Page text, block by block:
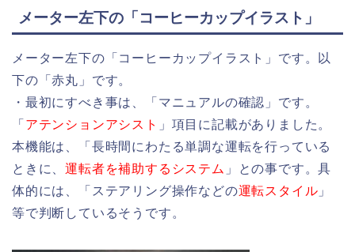
メーター左下の「コーヒーカップイラスト」
メーター左下の「コーヒーカップイラスト」です。以
下の「赤丸」です。
・最初にすべき事は、「マニュアルの確認」です。
「 アテンションアシスト
」項目に記載がありました。
本機能は、「長時間にわたる単調な運転を行っている
ときに、運転者を補助するシステム 」との事です。具
体的には、「ステアリング操作などの運転スタイル 」
等で判断しているそうです。